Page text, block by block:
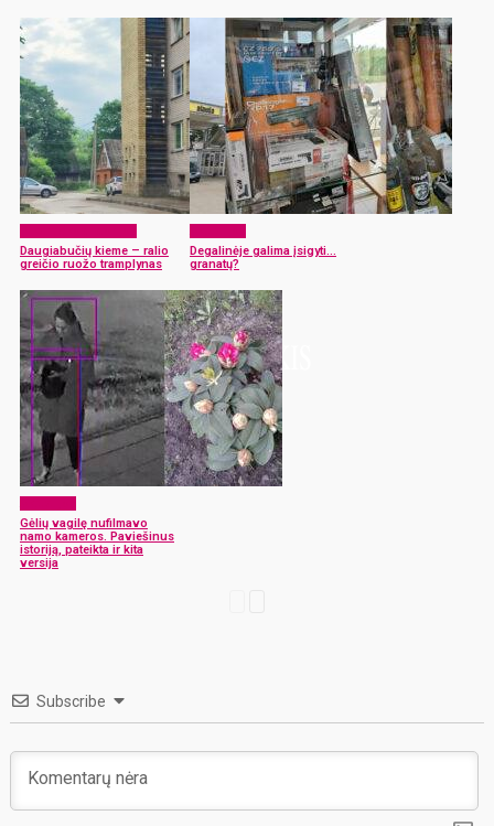
Daugiabučių kieme – ralio
greičio ruožo tramplynas
Degalinėje galima įsigyti…
granatų?
Gėlių vagilę nufilmavo
namo kameros. Paviešinus
istoriją, pateikta ir kita
versija
Subscribe